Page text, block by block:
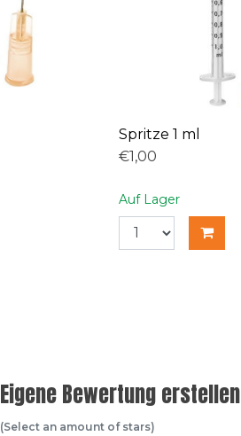
Spritze 1 ml
€1,00
Auf Lager
Eigene Bewertung erstellen
(Select an amount of stars)